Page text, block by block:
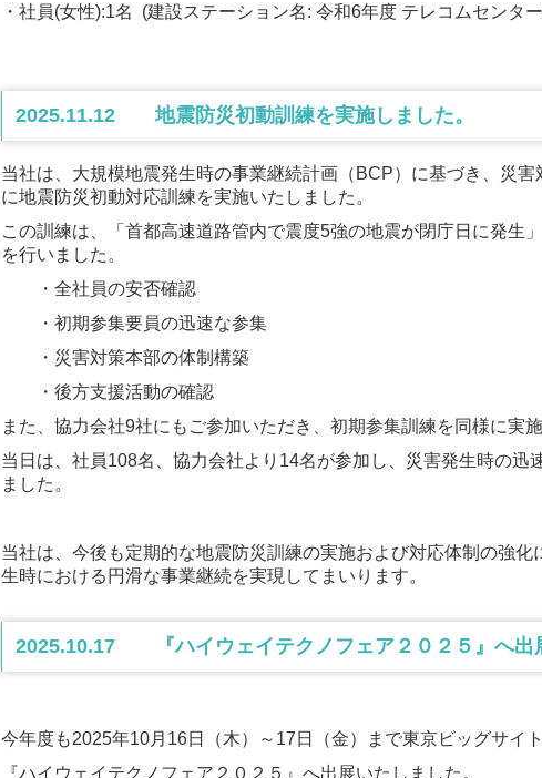
・社員(女性):1名 (建設ステーション名: 令和6年度 テレコムセンタ
2025.11.12 地震防災初動訓練を実施しました。
当社は、大規模地震発生時の事業継続計画（BCP）に基づき、災
に地震防災初動対応訓練を実施いたしました。
この訓練は、「首都高速道路管内で震度5強の地震が閉庁日に発生
を行いました。
・全社員の安否確認
・初期参集要員の迅速な参集
・災害対策本部の体制構築
・後方支援活動の確認
また、協力会社9社にもご参加いただき、初期参集訓練を同様に実
当日は、社員108名、協力会社より14名が参加し、災害発生時の
ました。
当社は、今後も定期的な地震防災訓練の実施および対応体制の強
生時における円滑な事業継続を実現してまいります。
2025.10.17 『ハイウェイテクノフェア２０２５』へ出
今年度も2025年10月16日（木）～17日（金）まで東京ビッグサイ
『ハイウェイテクノフェア２０２５』へ出展いたしました。